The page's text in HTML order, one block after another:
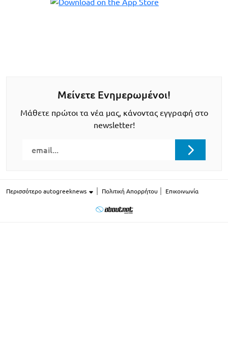
Μείνετε Ενημερωμένοι!
Μάθετε πρώτοι τα νέα μας, κάνοντας εγγραφή στο
newsletter!
Περισσότερο autogreeknews Πολιτική Απορρήτου Επικοινωνία